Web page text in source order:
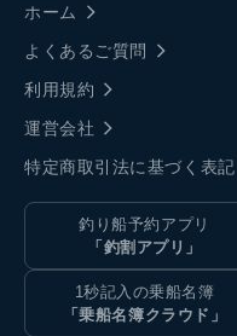
ホーム
よくあるご質問
利用規約
運営会社
特定商取引法に基づく表記
釣り船予約アプリ
「釣割アプリ」
1秒記入の乗船名簿
「乗船名簿クラウド」